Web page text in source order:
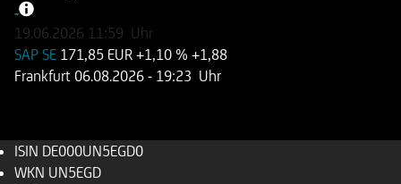
--
19.06.2026 11:59 Uhr
SAP SE 171,85 EUR +1,10 % +1,88
Frankfurt 06.08.2026 - 19:23 Uhr
ISIN DE000UN5EGD0
WKN UN5EGD